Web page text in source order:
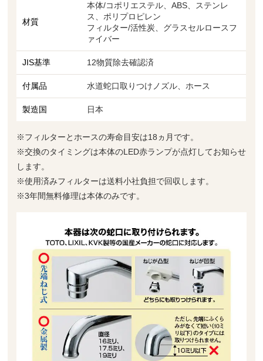
材質
本体/コポリエステル、ABS、ステンレ
ス、ポリプロピレン
フィルター/活性炭、グラスセルロースフ
ァイバー
JIS基準 12物質除去確認済
付属品 水道蛇口取りつけノズル、ホース
製造国 日本
※フィルターとホースの寿命目安は18ヵ月です。
※交換のタイミングは本体のLED赤ランプが点灯してお知らせ
します。
※使用済みフィルターは送料小社負担で回収します。
※3年間無料修理は本体のみです。